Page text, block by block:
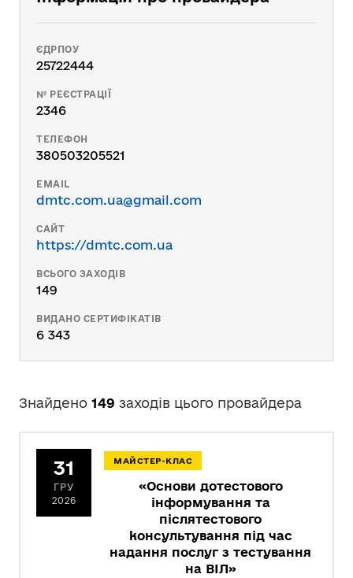
ЄДРПОУ
25722444
№ РЕЄСТРАЦІЇ
2346
ТЕЛЕФОН
380503205521
EMAIL
dmtc.com.ua@gmail.com
САЙТ
https://dmtc.com.ua
ВСЬОГО ЗАХОДІВ
149
ВИДАНО СЕРТИФІКАТІВ
6 343
Знайдено 149 заходів цього провайдера
31
ГРУ
2026
МАЙСТЕР-КЛАС
«Основи дотестового
інформування та
післятестового
консультування під час
надання послуг з тестування
на ВІЛ»